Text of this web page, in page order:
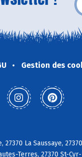
Gestion des
La Saussaye,
Terres, 27370 St-